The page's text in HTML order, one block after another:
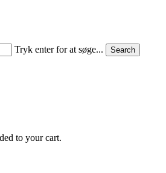
Tryk enter for at søge... Search
to your cart.
Menu